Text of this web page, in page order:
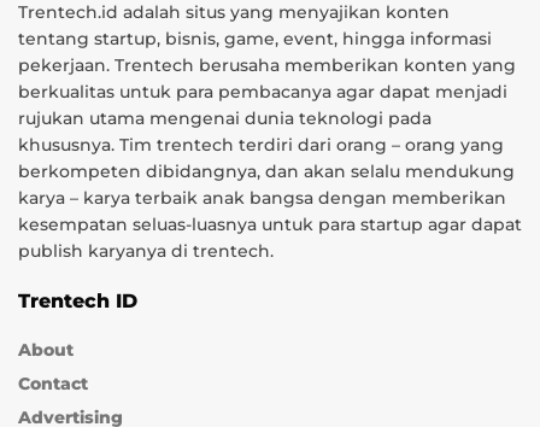
Trentech.id adalah situs yang menyajikan konten
tentang startup, bisnis, game, event, hingga informasi
pekerjaan. Trentech berusaha memberikan konten yang
berkualitas untuk para pembacanya agar dapat menjadi
rujukan utama mengenai dunia teknologi pada
khususnya. Tim trentech terdiri dari orang – orang yang
berkompeten dibidangnya, dan akan selalu mendukung
karya – karya terbaik anak bangsa dengan memberikan
kesempatan seluas-luasnya untuk para startup agar dapat
publish karyanya di trentech.
Trentech ID
About
Contact
Advertising